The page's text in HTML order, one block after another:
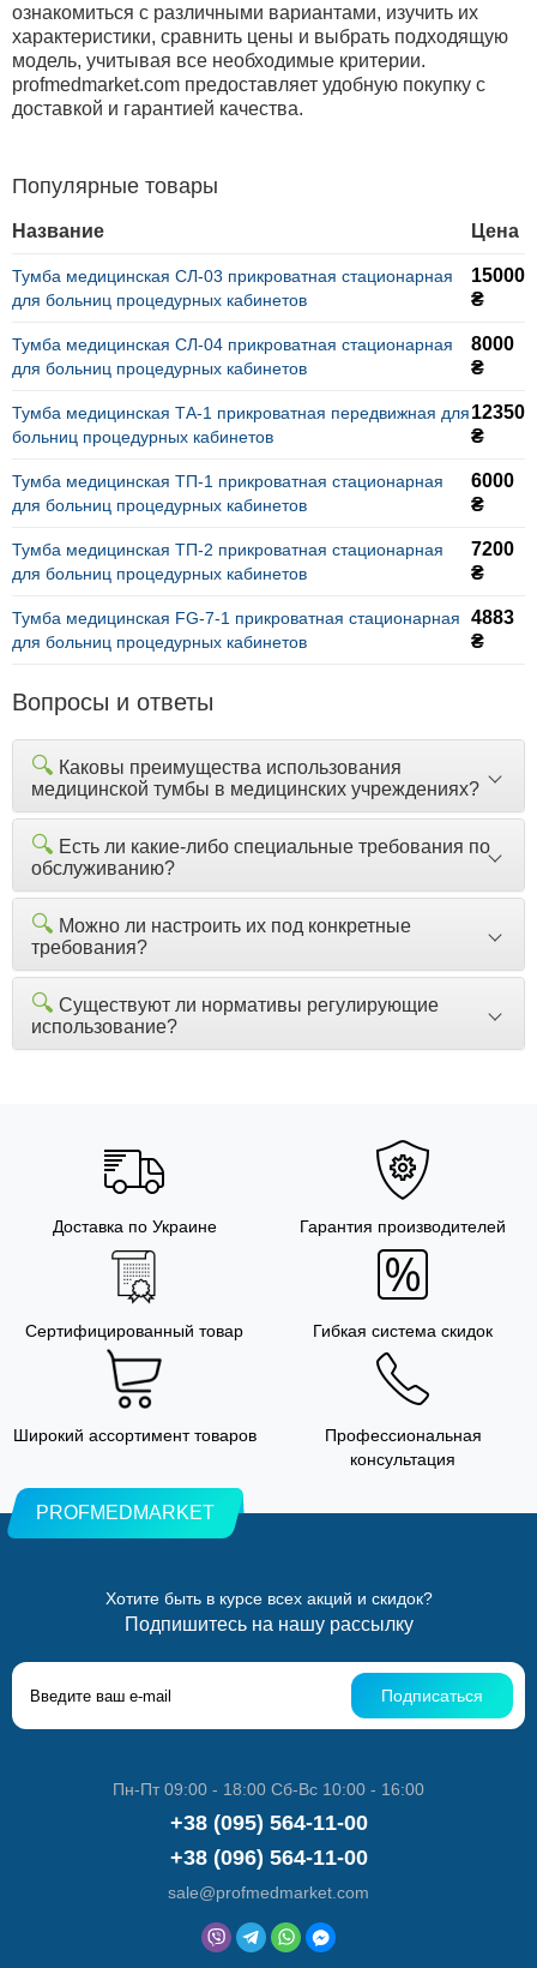
ознакомиться с различными вариантами, изучить их
характеристики, сравнить цены и выбрать подходящую
модель, учитывая все необходимые критерии.
profmedmarket.com предоставляет удобную покупку с
доставкой и гарантией качества.
Популярные товары
Название Цена
Тумба медицинская СЛ-03 прикроватная стационарная
для больниц процедурных кабинетов
15000
₴
Тумба медицинская СЛ-04 прикроватная стационарная
для больниц процедурных кабинетов
8000
₴
Тумба медицинская ТА-1 прикроватная передвижная для
больниц процедурных кабинетов
12350
₴
Тумба медицинская ТП-1 прикроватная стационарная
для больниц процедурных кабинетов
6000
₴
Тумба медицинская ТП-2 прикроватная стационарная
для больниц процедурных кабинетов
7200
₴
Тумба медицинская FG-7-1 прикроватная стационарная
для больниц процедурных кабинетов
4883
₴
Вопросы и ответы
🔍 Каковы преимущества использования
медицинской тумбы в медицинских учреждениях?
🔍 Есть ли какие-либо специальные требования по
обслуживанию?
🔍 Можно ли настроить их под конкретные
требования?
🔍 Существуют ли нормативы регулирующие
использование?
Доставка по Украине Гарантия производителей
Сертифицированный товар Гибкая система скидок
Широкий ассортимент товаров
Профессиональная
консультация
PROFMEDMARKET
Хотите быть в курсе всех акций и скидок?
Подпишитесь на нашу рассылку
Подписаться
Пн-Пт 09:00 - 18:00 Сб-Вс 10:00 - 16:00
+38 (095) 564-11-00
+38 (096) 564-11-00
sale@profmedmarket.com